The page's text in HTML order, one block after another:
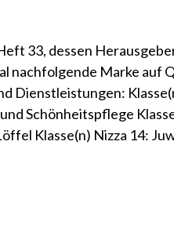
33, dessen
nachfolgende Marke auf
Dienstleistungen:
Schönheitspflege
Klasse(n) Nizza 14: